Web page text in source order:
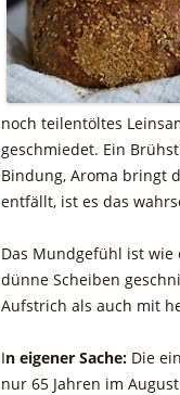
noch teilentöltes
geschmiedet. Ein
Bindung, Aroma bringt
entfällt, ist es das
Das Mundgefühl ist wie
dünne Scheiben
Aufstrich als auch mit
In eigener Sache: Die
nur 65 Jahren im